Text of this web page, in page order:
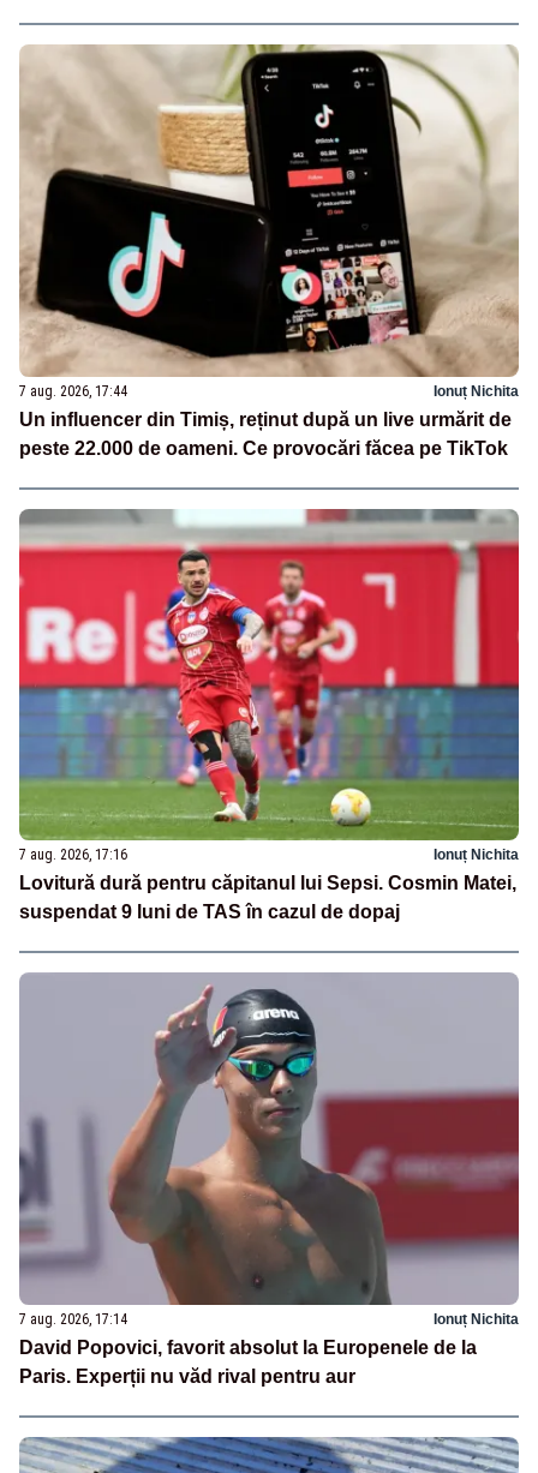
7 aug. 2026, 17:44 Ionuț Nichita
Un influencer din Timiș, reținut după un live urmărit de
peste 22.000 de oameni. Ce provocări făcea pe TikTok
7 aug. 2026, 17:16 Ionuț Nichita
Lovitură dură pentru căpitanul lui Sepsi. Cosmin Matei,
suspendat 9 luni de TAS în cazul de dopaj
7 aug. 2026, 17:14 Ionuț Nichita
David Popovici, favorit absolut la Europenele de la
Paris. Experții nu văd rival pentru aur